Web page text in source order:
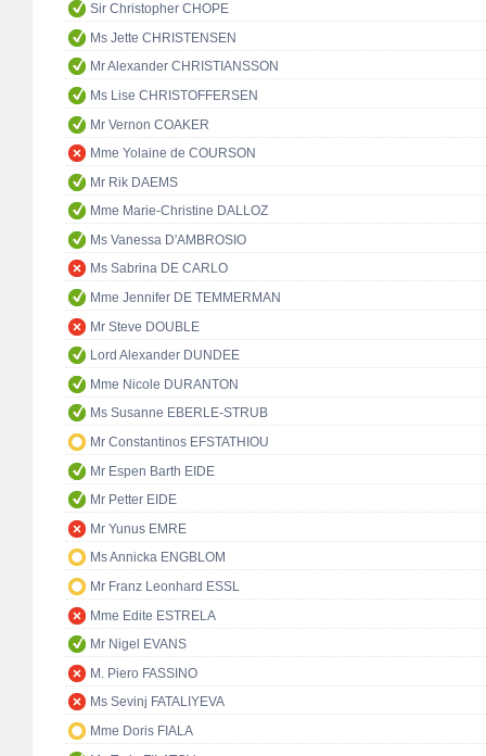
Sir Christopher CHOPE
Ms Jette CHRISTENSEN
Mr Alexander CHRISTIANSSON
Ms Lise CHRISTOFFERSEN
Mr Vernon COAKER
Mme Yolaine de COURSON
Mr Rik DAEMS
Mme Marie-Christine DALLOZ
Ms Vanessa D'AMBROSIO
Ms Sabrina DE CARLO
Mme Jennifer DE TEMMERMAN
Mr Steve DOUBLE
Lord Alexander DUNDEE
Mme Nicole DURANTON
Ms Susanne EBERLE-STRUB
Mr Constantinos EFSTATHIOU
Mr Espen Barth EIDE
Mr Petter EIDE
Mr Yunus EMRE
Ms Annicka ENGBLOM
Mr Franz Leonhard ESSL
Mme Edite ESTRELA
Mr Nigel EVANS
M. Piero FASSINO
Ms Sevinj FATALIYEVA
Mme Doris FIALA